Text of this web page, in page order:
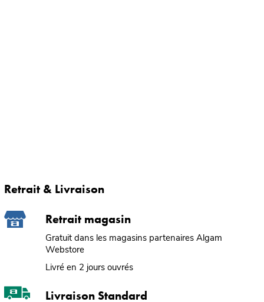
Retrait & Livraison
Retrait magasin
Gratuit dans les magasins partenaires Algam
Webstore
Livré en 2 jours ouvrés
Livraison Standard